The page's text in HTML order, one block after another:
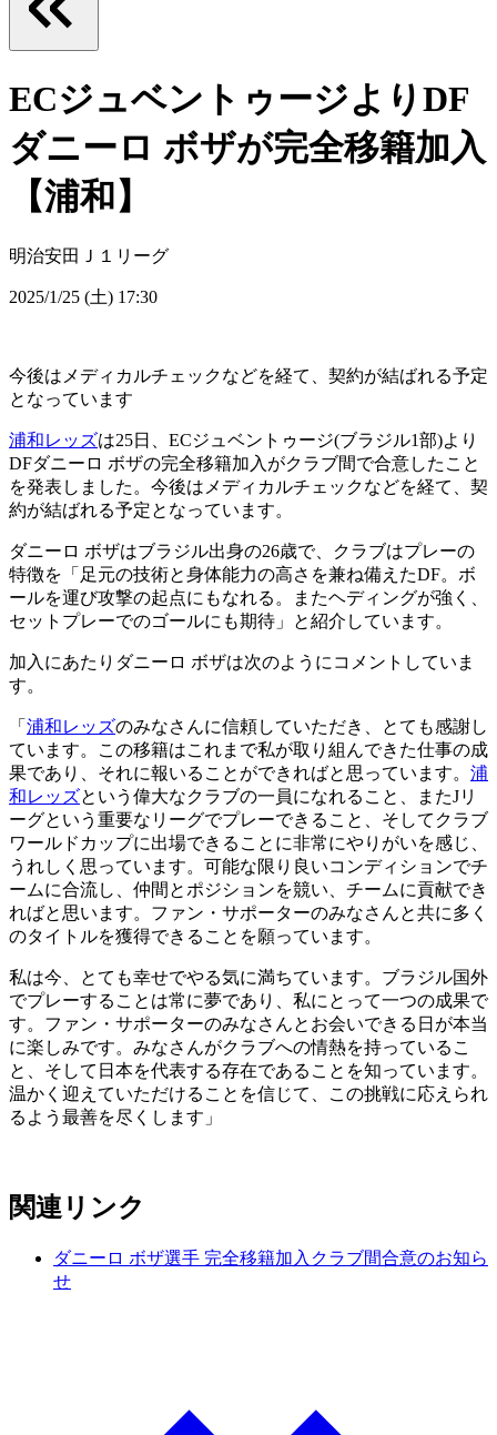
ECジュベントゥージよりDF
ダニーロ ボザが完全移籍加入
【浦和】
明治安田Ｊ１リーグ
2025/1/25 (土) 17:30
今後はメディカルチェックなどを経て、契約が結ばれる予定
となっています
浦和レッズは25日、ECジュベントゥージ(ブラジル1部)より
DFダニーロ ボザの完全移籍加入がクラブ間で合意したこと
を発表しました。今後はメディカルチェックなどを経て、契
約が結ばれる予定となっています。
ダニーロ ボザはブラジル出身の26歳で、クラブはプレーの
特徴を「足元の技術と身体能力の高さを兼ね備えたDF。ボ
ールを運び攻撃の起点にもなれる。またヘディングが強く、
セットプレーでのゴールにも期待」と紹介しています。
加入にあたりダニーロ ボザは次のようにコメントしていま
す。
「 浦和レッズのみなさんに信頼していただき、とても感謝し
ています。この移籍はこれまで私が取り組んできた仕事の成
果であり、それに報いることができればと思っています。 浦
和レッズという偉大なクラブの一員になれること、またJリ
ーグという重要なリーグでプレーできること、そしてクラブ
ワールドカップに出場できることに非常にやりがいを感じ、
うれしく思っています。可能な限り良いコンディションでチ
ームに合流し、仲間とポジションを競い、チームに貢献でき
ればと思います。ファン・サポーターのみなさんと共に多く
のタイトルを獲得できることを願っています。
私は今、とても幸せでやる気に満ちています。ブラジル国外
でプレーすることは常に夢であり、私にとって一つの成果で
す。ファン・サポーターのみなさんとお会いできる日が本当
に楽しみです。みなさんがクラブへの情熱を持っているこ
と、そして日本を代表する存在であることを知っています。
温かく迎えていただけることを信じて、この挑戦に応えられ
るよう最善を尽くします」
関連リンク
ダニーロ ボザ選手 完全移籍加入クラブ間合意のお知ら
せ